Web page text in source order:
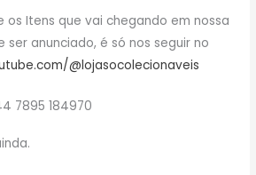
os Itens que vai chegando em nossa
ser anunciado, é só nos seguir no
@lojasocolecionaveis
7895 184970